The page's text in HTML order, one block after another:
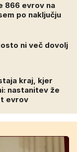
866 evrov na
po naključju
ni več dovolj
kraj, kjer
nastanitev že
evrov